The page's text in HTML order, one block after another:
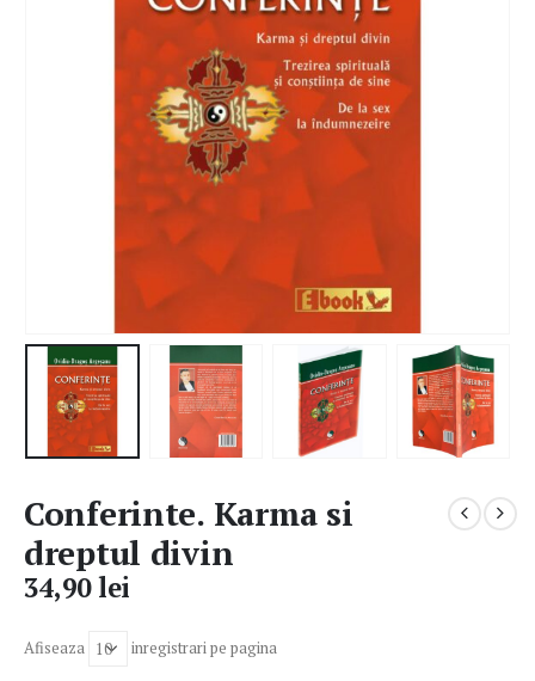
Conferinte. Karma si
dreptul divin
34,90lei
Afiseaza inregistrari pe pagina